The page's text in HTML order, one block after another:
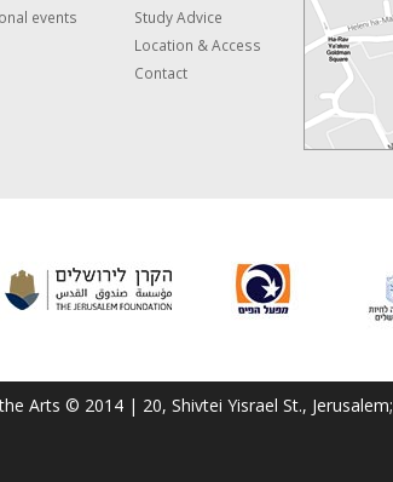
events
Study Advice
Location & Access
Contact
Arts © 2014 | 20, Shivtei Yisrael St.,